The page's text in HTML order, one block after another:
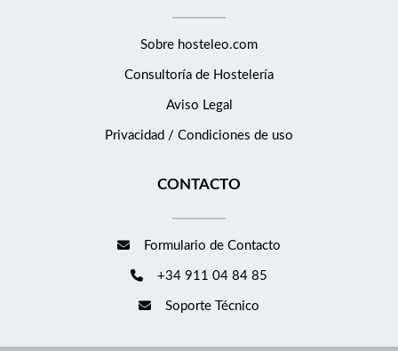
Sobre hosteleo.com
Consultoría de Hostelería
Aviso Legal
Privacidad / Condiciones de uso
CONTACTO
Formulario de Contacto
+34 911 04 84 85
Soporte Técnico